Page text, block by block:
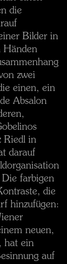
die
Bilder in
Händen
zwei
einen, ein
Absalon
Riedl in
darauf
farbigen
die
hinzufügen:
neuen,
hat ein
auf